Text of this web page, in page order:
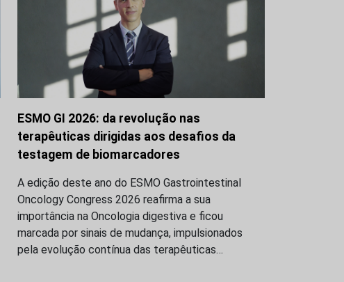
ESMO GI 2026: da revolução nas
terapêuticas dirigidas aos desafios da
testagem de biomarcadores
A edição deste ano do ESMO Gastrointestinal
Oncology Congress 2026 reafirma a sua
importância na Oncologia digestiva e ficou
marcada por sinais de mudança, impulsionados
pela evolução contínua das terapêuticas…